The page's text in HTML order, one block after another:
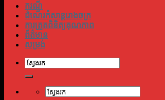
ករណី
ដំណើរកំសាន្តរោងចក្រ
ការត្រួតពិនិត្យគុណភាព
ព័ត៌មាន
សម្រង់
ស្វែងរក:
ស្វែងរក: